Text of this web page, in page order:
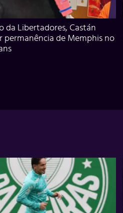
da Libertadores, Castán
permanência de Memphis no